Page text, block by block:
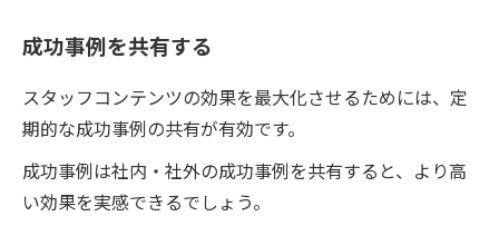
成功事例を共有する
スタッフコンテンツの効果を最大化させるためには、定
期的な成功事例の共有が有効です。
成功事例は社内・社外の成功事例を共有すると、より高
い効果を実感できるでしょう。